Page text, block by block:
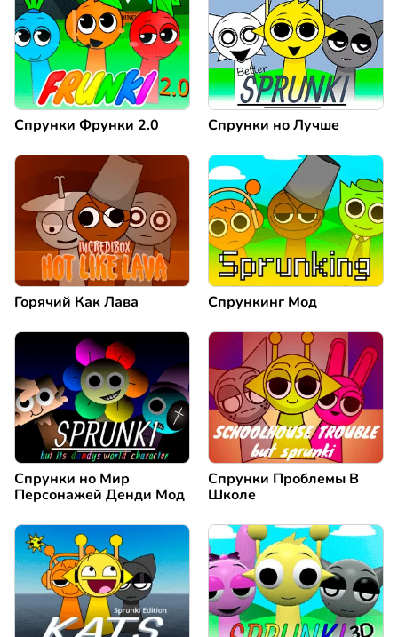
Спрунки Фрунки 2.0 Спрунки но Лучше
Горячий Как Лава Спрункинг Мод
Спрунки но Мир
Персонажей Денди Мод
Спрунки Проблемы В
Школе